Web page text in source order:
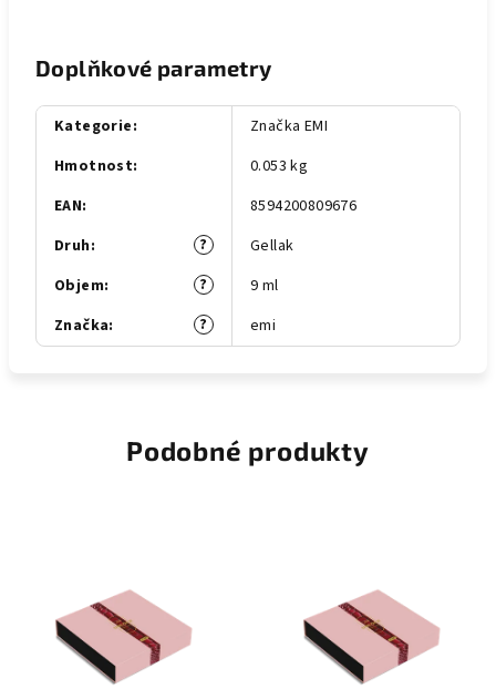
Doplňkové parametry
Kategorie:
Značka EMI
Hmotnost:
0.053 kg
EAN:
8594200809676
?
Druh:
Gellak
?
Objem:
9 ml
?
Značka: emi
Podobné produkty